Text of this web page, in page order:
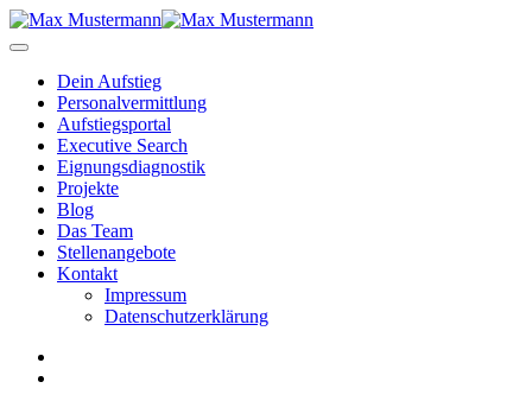
Dein Aufstieg
Personal­vermittlung
Aufstiegsportal
Executive Search
Eignungs­diagnostik
Projekte
Blog
Das Team
Stellenangebote
Kontakt
Impressum
Datenschutzerklärung